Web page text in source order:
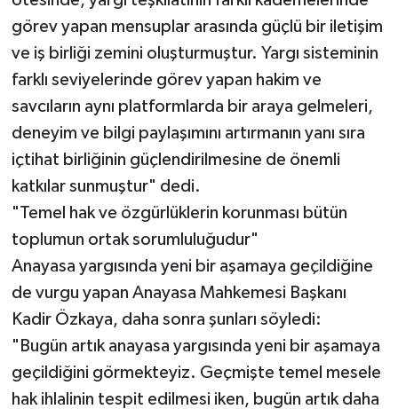
görev yapan mensuplar arasında güçlü bir iletişim
ve iş birliği zemini oluşturmuştur. Yargı sisteminin
farklı seviyelerinde görev yapan hakim ve
savcıların aynı platformlarda bir araya gelmeleri,
deneyim ve bilgi paylaşımını artırmanın yanı sıra
içtihat birliğinin güçlendirilmesine de önemli
katkılar sunmuştur" dedi.
"Temel hak ve özgürlüklerin korunması bütün
toplumun ortak sorumluluğudur"
Anayasa yargısında yeni bir aşamaya geçildiğine
de vurgu yapan Anayasa Mahkemesi Başkanı
Kadir Özkaya, daha sonra şunları söyledi:
"Bugün artık anayasa yargısında yeni bir aşamaya
geçildiğini görmekteyiz. Geçmişte temel mesele
hak ihlalinin tespit edilmesi iken, bugün artık daha